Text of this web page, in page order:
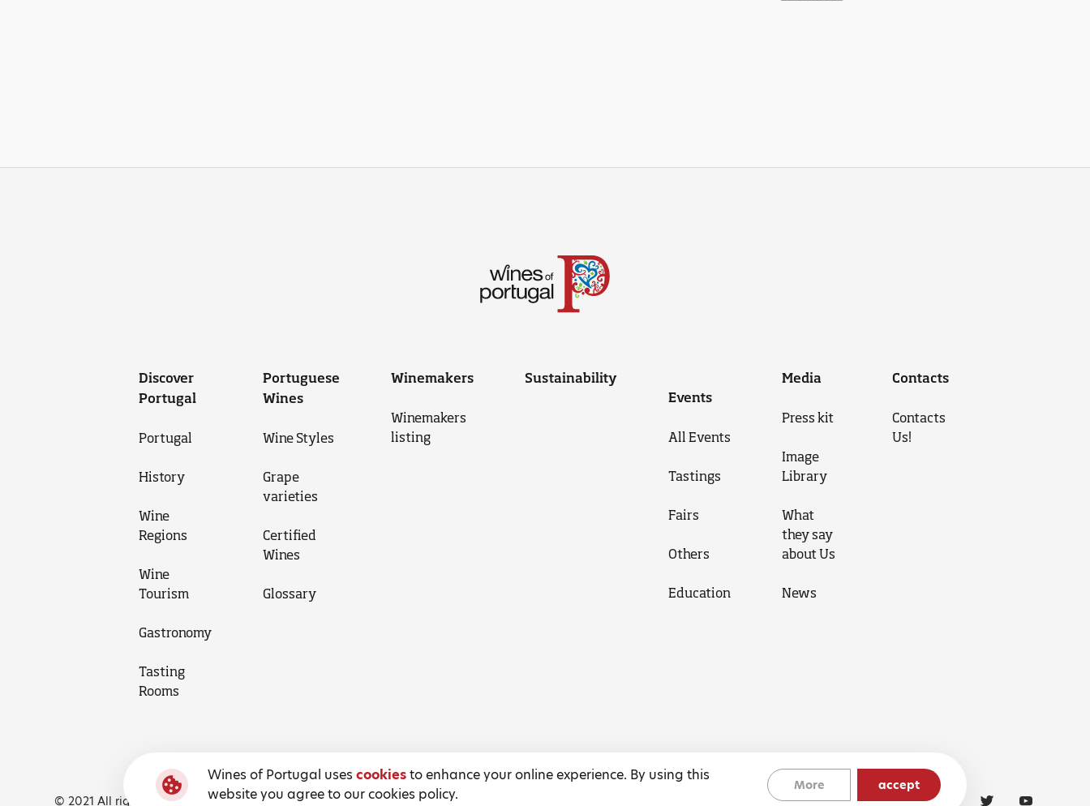
Wines of Portugal uses cookiesto enhance your online experience. By using this
website you agree to our cookies policy.
More accept
Discover
Portugal
Portugal
History
Wine
Regions
Wine
Tourism
Gastronomy
Tasting
Rooms
Portuguese
Wines
Wine Styles
Grape
varieties
Certified
Wines
Glossary
Winemakers
Winemakers
listing
Sustainability
Events
All Events
Tastings
Fairs
Others
Education
Media
Press kit
Image
Library
What
they say
about Us
News
Contacts
Contacts
Us!
© 2021 All rights reserved, Wines of Portugal Cookies Policy